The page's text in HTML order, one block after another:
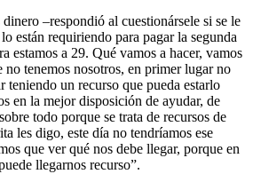
–respondió al cuestionársele si se le
están requiriendo para pagar la segunda
estamos a 29. Qué vamos a hacer, vamos
no tenemos nosotros, en primer lugar no
teniendo un recurso que pueda estarlo
en la mejor disposición de ayudar, de
todo porque se trata de recursos de
les digo, este día no tendríamos ese
que ver qué nos debe llegar, porque en
llegarnos recurso”.